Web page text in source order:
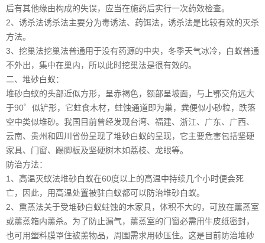
后有其他缘由构成的失误，应当在施药后实行一次药效检查。
2、诱杀法诱杀法主要分为毒诱法、药饵法，诱杀法是比较有效的灭杀
方法。
3、挖巢法挖巢法普通用于没有药源的中央，冬季天气冰冷，白蚁普通
不外出，集中在巢内，所以此时挖巢法是很有效的。
二、堆砂白蚁：
堆砂白蚁的头部近似方形，呈赤褐色，额部呈坡面，与上鄂交角远大
于90゜似铲形，它蛀食木材，蛀蚀通道即为巢，粪便似小砂粒，跌落
空中类似堆砂。我国目前曾经发现台湾、福建、浙江、广东、广西、
云南、贵州和四川省份呈现了堆砂白蚁的呈现，它主要危害包括坚硬
家具、门窗、踢脚板及坚硬树木如荔枝、龙眼等。
防治方法：
1、高温灭蚁法堆砂白蚁在60度以上的高温中持续几个小时便会死
亡，因此，用高温处置被驻白蚁都可以防治堆砂白蚁。
2、熏蒸法关于受堆砂白蚁蛀蚀的木家具，体积不大的，可放在薰蒸室
或薰蒸箱内薰杀。为了防止漏气，薰蒸室的门窗必需用牛皮纸密封，
也可用塑料膜罩住被薰物品，周围需求用砂压住。这是目前防治堆砂